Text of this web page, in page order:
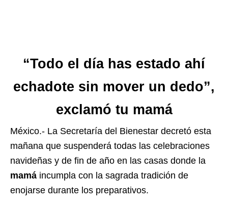
“Todo el día has estado ahí
echadote sin mover un dedo”,
exclamó tu mamá
México.- La Secretaría del Bienestar decretó esta
mañana que suspenderá todas las celebraciones
navideñas y de fin de año en las casas donde la
mamá incumpla con la sagrada tradición de
enojarse durante los preparativos.